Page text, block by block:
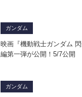
ガンダム
映画『機動戦士ガンダム
編第一弾が公開！5/7公開
ガンダム